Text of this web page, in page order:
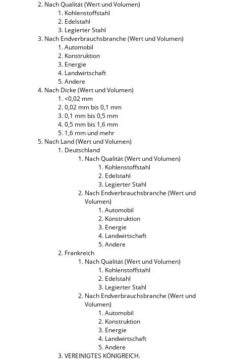
Nach Qualität (Wert und Volumen)
Kohlenstoffstahl
Edelstahl
Legierter Stahl
Nach Endverbrauchsbranche (Wert und Volumen)
Automobil
Konstruktion
Energie
Landwirtschaft
Andere
Nach Dicke (Wert und Volumen)
<0,02 mm
0,02 mm bis 0,1 mm
0,1 mm bis 0,5 mm
0,5 mm bis 1,6 mm
1,6 mm und mehr
Nach Land (Wert und Volumen)
Deutschland
Nach Qualität (Wert und Volumen)
Kohlenstoffstahl
Edelstahl
Legierter Stahl
Nach Endverbrauchsbranche (Wert und
Volumen)
Automobil
Konstruktion
Energie
Landwirtschaft
Andere
Frankreich
Nach Qualität (Wert und Volumen)
Kohlenstoffstahl
Edelstahl
Legierter Stahl
Nach Endverbrauchsbranche (Wert und
Volumen)
Automobil
Konstruktion
Energie
Landwirtschaft
Andere
VEREINIGTES KÖNIGREICH.